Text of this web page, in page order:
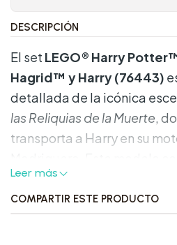
DESCRIPCIÓN
El set LEGO® Harry
Hagrid™ y Harry (76443)
detallada de la icónica
las Reliquias de la Muerte,
transporta a Harry en su
universo de Harry Potter
LEGO, ofreciendo tanto una
construcción entretenida
Leer más
COMPARTIR ESTE PRODUCTO